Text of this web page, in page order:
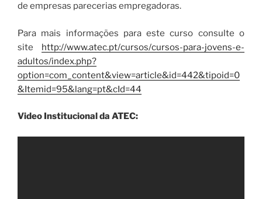
de empresas parecerias empregadoras.
Para mais informações para este curso consulte o
site http://www.atec.pt/cursos/cursos-para-jovens-e-
adultos/index.php?
option=com_content&view=article&id=442&tipoid=0
&Itemid=95&lang=pt&cId=44
Video Institucional da ATEC: